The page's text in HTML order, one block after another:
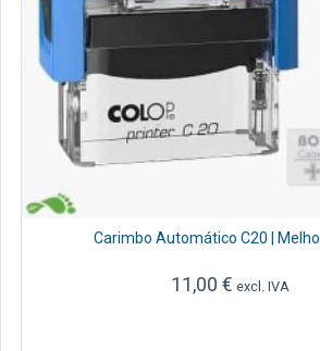
Carimbo Automático C20 |
11,00€ excl. IVA